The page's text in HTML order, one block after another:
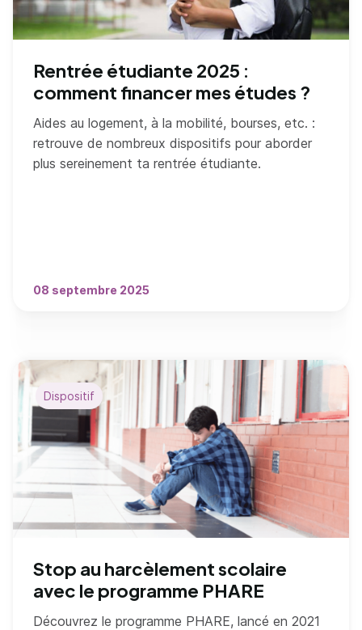
Rentrée étudiante 2025 :
comment financer mes études ?
Aides au logement, à la mobilité, bourses, etc. :
retrouve de nombreux dispositifs pour aborder
plus sereinement ta rentrée étudiante.
08 septembre 2025
Stop au harcèlement scolaire
avec le programme PHARE
Découvrez le programme PHARE, lancé en 2021
Dispositif